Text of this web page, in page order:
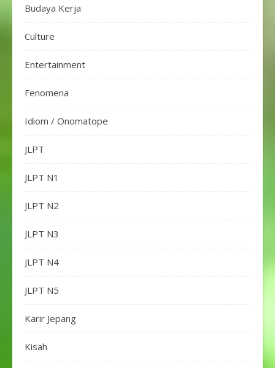
Budaya Kerja
Culture
Entertainment
Fenomena
Idiom / Onomatope
JLPT
JLPT N1
JLPT N2
JLPT N3
JLPT N4
JLPT N5
Karir Jepang
Kisah